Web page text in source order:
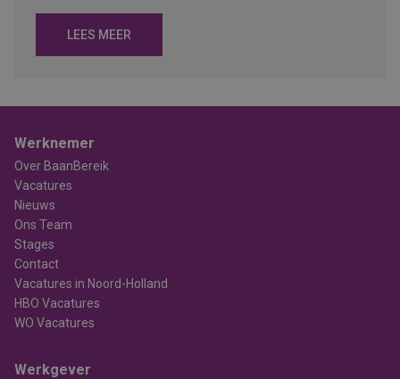
LEES MEER
Werknemer
Over BaanBereik
Vacatures
Nieuws
Ons Team
Stages
Contact
Vacatures in Noord-Holland
HBO Vacatures
WO Vacatures
Werkgever